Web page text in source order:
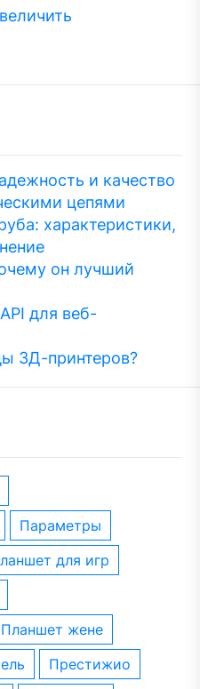
и качество
цепями
характеристики,
он лучший
для веб-
3Д-принтеров?
параметры
планшет для игр
планшет жене
престижио